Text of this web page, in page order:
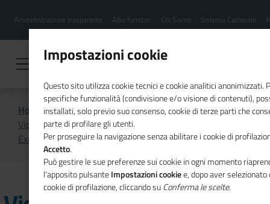
contenuto
Menu
hamburgher
Amministrazione trasparente Albo fornitori Chi Siamo Sistema Camerale
Home
Video
Videobollettino marzo 2026 - Sistema Informativo
Excelsior
Impostazioni cookie
Questo sito utilizza cookie tecnici e cookie analitici anonimizzati.
specifiche funzionalità (condivisione e/o visione di contenuti),
installati, solo previo suo consenso, cookie di terze parti che
parte di profilare gli utenti.
Per proseguire la navigazione senza abilitare i cookie di
Accetto.
Può gestire le sue preferenze sui cookie in ogni momento
l'apposito pulsanteImpostazioni cookiee, dopo aver
cookie di profilazione, cliccando suConferma le scelte.